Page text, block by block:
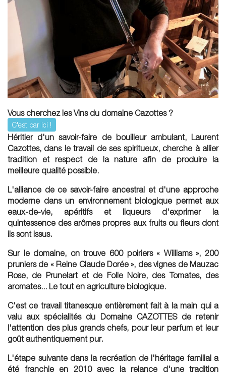
Vous cherchez les Vins du domaine Cazottes ?
C'est par ici !
Héritier d'un savoir-faire de bouilleur ambulant, Laurent
Cazottes, dans le travail de ses spiritueux, cherche à allier
tradition et respect de la nature afin de produire la
meilleure qualité possible.
L'alliance de ce savoir-faire ancestral et d'une approche
moderne dans un environnement biologique permet aux
eaux-de-vie, apéritifs et liqueurs d'exprimer la
quintessence des arômes propres aux fruits ou fleurs dont
ils sont issus.
Sur le domaine, on trouve 600 poiriers « Williams », 200
pruniers de « Reine Claude Dorée », des vignes de Mauzac
Rose, de Prunelart et de Folle Noire, des Tomates, des
aromates... Le tout en agriculture biologique.
C'est ce travail titanesque entièrement fait à la main qui a
valu aux spécialités du Domaine CAZOTTES de retenir
l'attention des plus grands chefs, pour leur parfum et leur
goût authentiquement pur.
L'étape suivante dans la recréation de l'héritage familial a
été franchie en 2010 avec la relance d'une tradition